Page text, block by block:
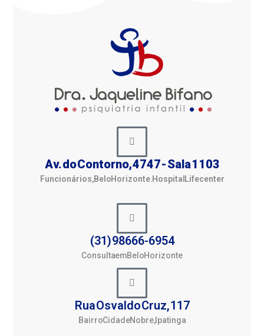
Av. do Contorno, 4747 - Sala 1103
Funcionários, Belo Horizonte. Hospital Lifecenter
(31) 98666-6954
Consulta em Belo Horizonte
Rua Osvaldo Cruz, 117
Bairro Cidade Nobre, Ipatinga